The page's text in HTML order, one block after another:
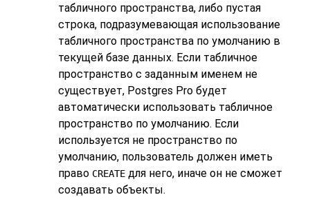
табличного пространства, либо пустая
строка, подразумевающая использование
табличного пространства по умолчанию в
текущей базе данных. Если табличное
пространство с заданным именем не
существует, Postgres Pro будет
автоматически использовать табличное
пространство по умолчанию. Если
используется не пространство по
умолчанию, пользователь должен иметь
право CREATE для него, иначе он не сможет
создавать объекты.